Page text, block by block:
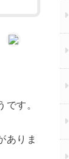
す。
ありま